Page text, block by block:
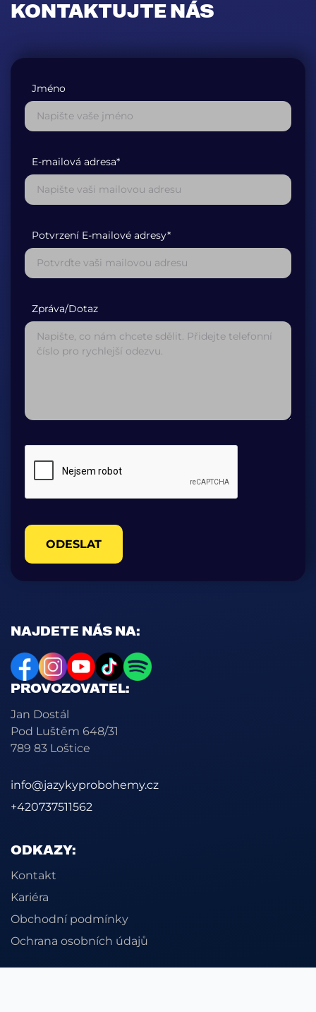
NAJDETE NÁS NA:
PROVOZOVATEL:
Jan Dostál
Pod Luštěm 648/31
789 83 Loštice
info@jazykyprobohemy.cz
+420737511562
ODKAZY:
Kontakt
Kariéra
Obchodní podmínky
Ochrana osobních údajů
KONTAKTUJTE NÁS
Jméno
E-mailová adresa*
Potvrzení E-mailové adresy*
Zpráva/Dotaz
ODESLAT